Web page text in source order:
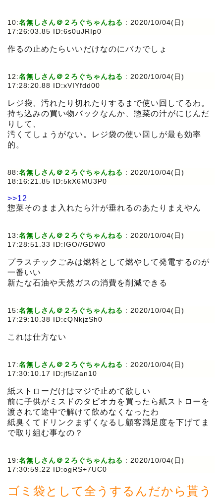
10:名無しさん＠２ろぐちゃんねる : 2020/10/04(日)
17:26:03.85 ID:6s0uJRIp0
作るの止めたらいいだけなのにバカでしょ
12:名無しさん＠２ろぐちゃんねる : 2020/10/04(日)
17:28:20.88 ID:xVIYfdd00
レジ袋、汚れたり切れたりするまで使い回してるわ。
持ち込みの買い物バックなんか、惣菜の汁がにじんだ
りして、
汚くてしょうがない。レジ袋の使い回しが最も効率
的。
88:名無しさん＠２ろぐちゃんねる : 2020/10/04(日)
18:16:21.85 ID:5kX6MU3P0
>>12
惣菜そのまま入れたら汁が垂れるのあたりまえやん
13:名無しさん＠２ろぐちゃんねる : 2020/10/04(日)
17:28:51.33 ID:IGO//GDW0
プラスチックごみは燃料として燃やして発電するのが
一番いい
新たな石油や天然ガスの消費を削減できる
15:名無しさん＠２ろぐちゃんねる : 2020/10/04(日)
17:29:10.38 ID:cQNkjzSh0
これは仕方ない
17:名無しさん＠２ろぐちゃんねる : 2020/10/04(日)
17:30:10.17 ID:jf5lZan10
紙ストローだけはマジで止めて欲しい
前に子供がミスドのタピオカを買ったら紙ストローを
渡されて途中で解けて飲めなくなったわ
紙臭くてドリンクまずくなるし顧客満足度を下げてま
で取り組む事なの？
19:名無しさん＠２ろぐちゃんねる : 2020/10/04(日)
17:30:59.22 ID:ogRS+7UC0
ゴミ袋として全うするんだから貰う